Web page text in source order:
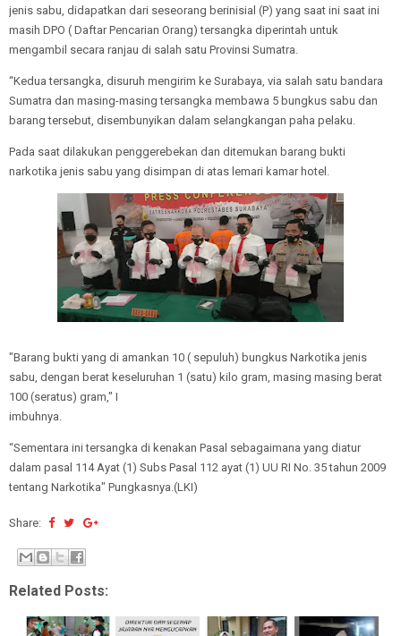
jenis sabu, didapatkan dari seseorang berinisial (P) yang saat ini saat ini
masih DPO ( Daftar Pencarian Orang) tersangka diperintah untuk
mengambil secara ranjau di salah satu Provinsi Sumatra.
“Kedua tersangka, disuruh mengirim ke Surabaya, via salah satu bandara
Sumatra dan masing-masing tersangka membawa 5 bungkus sabu dan
barang tersebut, disembunyikan dalam selangkangan paha pelaku.
Pada saat dilakukan penggerebekan dan ditemukan barang bukti
narkotika jenis sabu yang disimpan di atas lemari kamar hotel.
"Barang bukti yang di amankan 10 ( sepuluh) bungkus Narkotika jenis
sabu, dengan berat keseluruhan 1 (satu) kilo gram, masing masing berat
100 (seratus) gram," I
imbuhnya.
“Sementara ini tersangka di kenakan Pasal sebagaimana yang diatur
dalam pasal 114 Ayat (1) Subs Pasal 112 ayat (1) UU RI No. 35 tahun 2009
tentang Narkotika" Pungkasnya.(LKI)
Share:
Related Posts: